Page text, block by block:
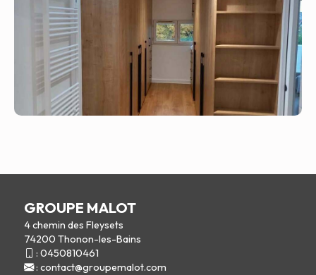
GROUPE MALOT
4 chemin des Fleysets
74200 Thonon-les-Bains
: 0450810461
: contact@groupemalot.com